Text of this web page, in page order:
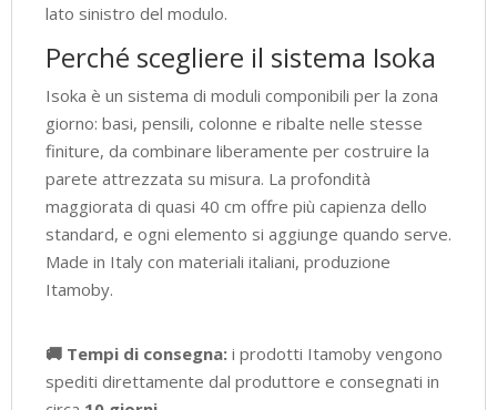
lato sinistro del modulo.
Perché scegliere il sistema Isoka
Isoka è un sistema di moduli componibili per la zona
giorno: basi, pensili, colonne e ribalte nelle stesse
finiture, da combinare liberamente per costruire la
parete attrezzata su misura. La profondità
maggiorata di quasi 40 cm offre più capienza dello
standard, e ogni elemento si aggiunge quando serve.
Made in Italy con materiali italiani, produzione
Itamoby.
🚚 Tempi di consegna: i prodotti Itamoby vengono
spediti direttamente dal produttore e consegnati in